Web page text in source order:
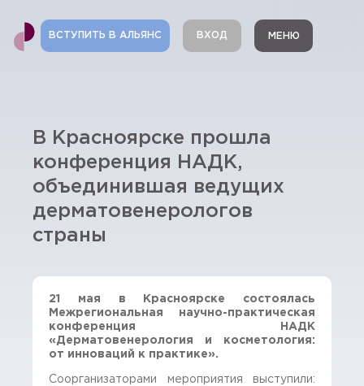
В Красноярске прошла
конференция НАДК,
объединившая ведущих
дерматовенерологов
страны
21 мая в Красноярске состоялась
Межрегиональная научно-практическая
конференция НАДК
«Дерматовенерология и косметология:
от инноваций к практике».
Соорганизаторами мероприятия выступили:
ВСТУПИТЬ В АЛЬЯНС ВХОД МЕНЮ